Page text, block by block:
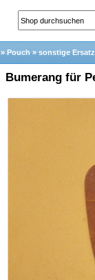
» Pouch » sonstige
Bumerang für